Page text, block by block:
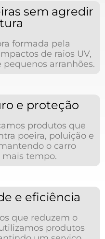
sem agredir
formada pela
de raios UV,
arranhões.
e proteção
produtos que
poeira, poluição e
o carro
tempo.
e eficiência
que reduzem o
produtos